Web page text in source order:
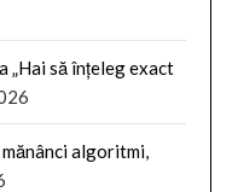
„Hai să înțeleg exact
algoritmi,